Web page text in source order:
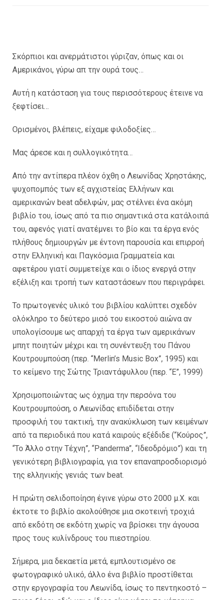
Σκόρπιοι και ανερμάτιστοι γύριζαν, όπως και οι
Αμερικάνοι, γύρω απ την ουρά τους…
Αυτή η κατάσταση για τους περισσότερους έτεινε να
ξεφτίσει…
Ορισμένοι, βλέπεις, είχαμε φιλοδοξίες…
Μας άρεσε και η συλλογικότητα…
Από την αντίπερα πλέον όχθη ο Λεωνίδας Χρηστάκης,
ψυχοπομπός των εξ αγχιστείας Ελλήνων και
αμερικανών beat αδελφών, μας στέλνει ένα ακόμη
βιβλίο του, ίσως από τα πιο σημαντικά στα κατάλοιπά
του, αφενός γιατί ανατέμνει το βίο και τα έργα ενός
πλήθους δημιουργών με έντονη παρουσία και επιρροή
στην Ελληνική και Παγκόσμια Γραμματεία και
αφετέρου γιατί συμμετείχε και ο ίδιος ενεργά στην
εξέλιξη και τροπή των καταστάσεων που περιγράφει.
Το πρωτογενές υλικό του βιβλίου καλύπτει σχεδόν
ολόκληρο το δεύτερο μισό του εικοστού αιώνα αν
υπολογίσουμε ως απαρχή τα έργα των αμερικάνων
μπητ ποιητών μέχρι και τη συνέντευξη του Πάνου
Κουτρουμπούση (περ. “Merlin’s Music Box”, 1995) και
το κείμενο της Σώτης Τριαντάφυλλου (περ. “Ε”, 1999)
Χρησιμοποιώντας ως όχημα την περσόνα του
Κουτρουμπούση, ο Λεωνίδας επιδίδεται στην
προσφιλή του τακτική, την ανακύκλωση των κειμένων
από τα περιοδικά που κατά καιρούς εξέδιδε (“Κούρος”,
“Το Άλλο στην Τέχνη”, “Panderma”, “Ιδεοδρόμιο”) και τη
γενικότερη βιβλιογραφία, για τον επαναπροσδιορισμό
της ελληνικής γενιάς των beat.
Η πρώτη σελιδοποίηση έγινε γύρω στο 2000 μ.Χ. και
έκτοτε το βιβλίο ακολούθησε μια σκοτεινή τροχιά
από εκδότη σε εκδότη χωρίς να βρίσκει την άγουσα
προς τους κυλίνδρους του πιεστηρίου.
Σήμερα, μια δεκαετία μετά, εμπλουτισμένο σε
φωτογραφικό υλικό, άλλο ένα βιβλίο προστίθεται
στην εργογραφία του Λεωνίδα, ίσως το πεντηκοστό –